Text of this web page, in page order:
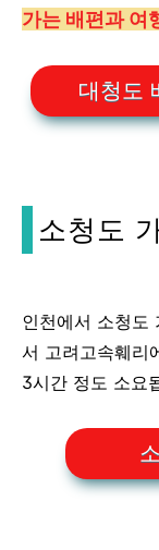
가는 배편과 여
대청도
소청도
인천에서 소청도
서 고려고속훼리
3시간 정도 소요
소